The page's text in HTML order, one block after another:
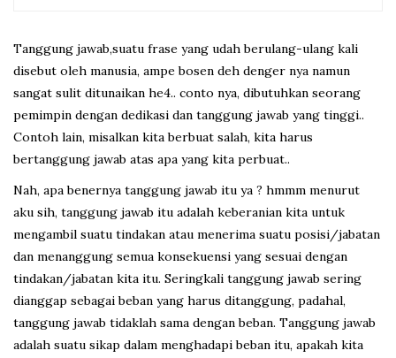
Tanggung jawab,suatu frase yang udah berulang-ulang kali
disebut oleh manusia, ampe bosen deh denger nya namun
sangat sulit ditunaikan he4.. conto nya, dibutuhkan seorang
pemimpin dengan dedikasi dan tanggung jawab yang tinggi..
Contoh lain, misalkan kita berbuat salah, kita harus
bertanggung jawab atas apa yang kita perbuat..
Nah, apa benernya tanggung jawab itu ya ? hmmm menurut
aku sih, tanggung jawab itu adalah keberanian kita untuk
mengambil suatu tindakan atau menerima suatu posisi/jabatan
dan menanggung semua konsekuensi yang sesuai dengan
tindakan/jabatan kita itu. Seringkali tanggung jawab sering
dianggap sebagai beban yang harus ditanggung, padahal,
tanggung jawab tidaklah sama dengan beban. Tanggung jawab
adalah suatu sikap dalam menghadapi beban itu, apakah kita